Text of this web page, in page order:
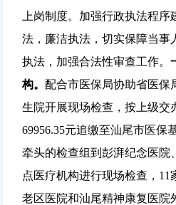
上岗制度。加强行政执法程
法，廉洁执法，切实保障当事
执法，加强合法性审查工作。
构。 配合市医保局协助省医保
生院开展现场检查，按上级交
69956.35元追缴至汕尾市医保
牵头的检查组到彭湃纪念医院
点医疗机构进行现场检查，
老区医院和汕尾精神康复医院